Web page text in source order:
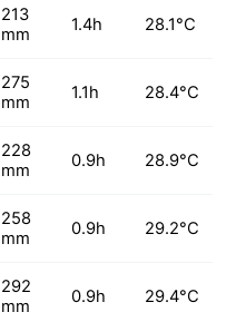
213
mm
1.4h 28.1°C
275
mm
1.1h 28.4°C
228
mm
0.9h 28.9°C
258
mm
0.9h 29.2°C
292
mm
0.9h 29.4°C